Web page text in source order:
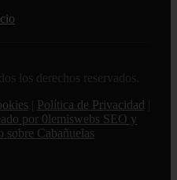
los derechos reservados.
Política de Privacidad
por 0lemiswebs SEO y
sobre Cabañuelas